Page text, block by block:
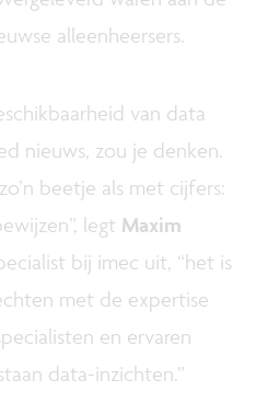
alleenheersers.
van data
nieuws, zou je denken.
beetje als met cijfers:
legt Maxim
bij imec uit, “het is
met de expertise
en ervaren
data-inzichten.”